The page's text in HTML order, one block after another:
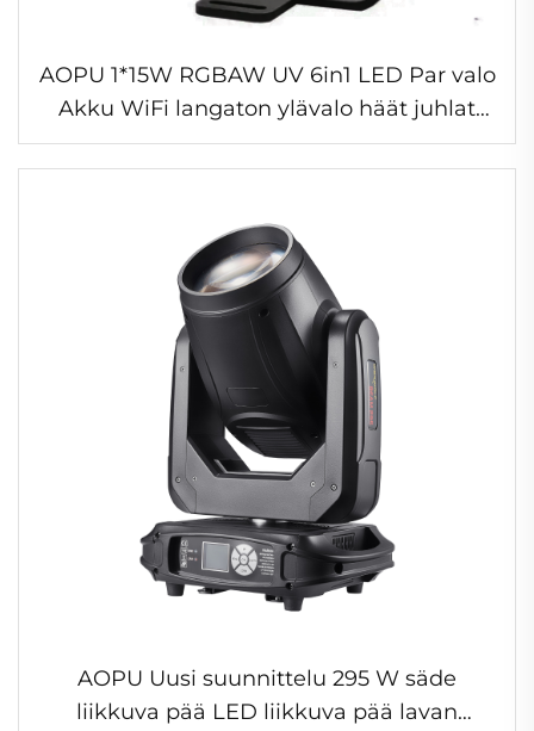
AOPU 1*15W RGBAW UV 6in1 LED Par valo
Akku WiFi langaton ylävalo häät juhlat
lava tapahtuma
AOPU Uusi suunnittelu 295 W säde
liikkuva pää LED liikkuva pää lavan